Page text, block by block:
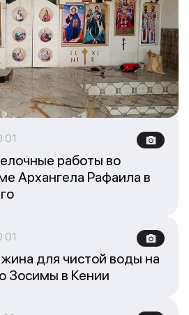
работы во
Архангела Рафаила в
для чистой воды на
Зосимы в Кении